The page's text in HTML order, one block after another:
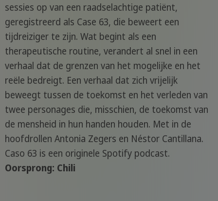
sessies op van een raadselachtige patiënt,
geregistreerd als Case 63, die beweert een
tijdreiziger te zijn. Wat begint als een
therapeutische routine, verandert al snel in een
verhaal dat de grenzen van het mogelijke en het
reële bedreigt. Een verhaal dat zich vrijelijk
beweegt tussen de toekomst en het verleden van
twee personages die, misschien, de toekomst van
de mensheid in hun handen houden. Met in de
hoofdrollen Antonia Zegers en Néstor Cantillana.
Caso 63 is een originele Spotify podcast.
Oorsprong: Chili